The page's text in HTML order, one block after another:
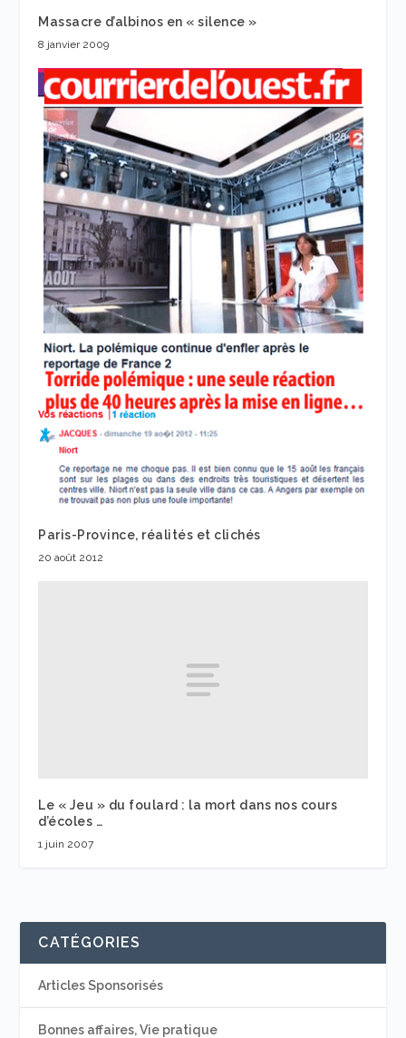
Massacre d’albinos en « silence »
8 janvier 2009
Paris-Province, réalités et clichés
20 août 2012
Le « Jeu » du foulard : la mort dans nos cours
d’écoles …
1 juin 2007
CATÉGORIES
Articles Sponsorisés
Bonnes affaires, Vie pratique